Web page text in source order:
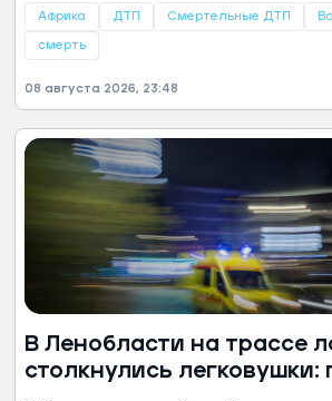
этом со ссылкой на Минтранс
Африка ДТП Смертельные ДТП
смерть
08 августа 2026, 23:48
В Ленобласти на трассе
столкнулись легковушки: